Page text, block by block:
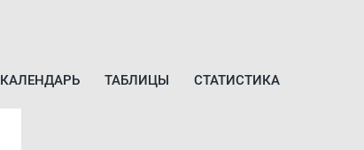
КАЛЕНДАРЬ ТАБЛИЦЫ СТАТИСТИКА